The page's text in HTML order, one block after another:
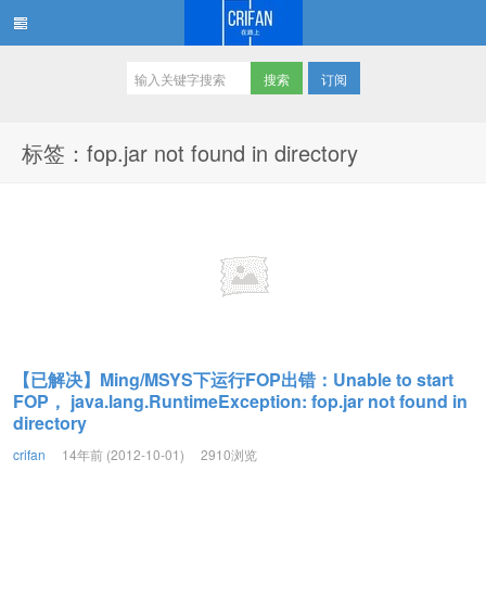
订阅
标签：fop.jar not found in directory
【已解决】Ming/MSYS下运行FOP出错：Unable to start
FOP， java.lang.RuntimeException: fop.jar not found in
directory
crifan 14年前 (2012-10-01) 2910浏览